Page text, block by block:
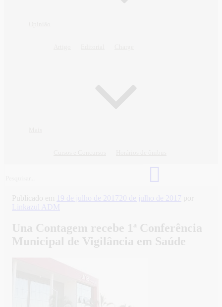
Publicado em 19 de julho de 2017 20 de julho de 2017 por
Linkazul ADM
Una Contagem recebe 1ª Conferência
Municipal de Vigilância em Saúde